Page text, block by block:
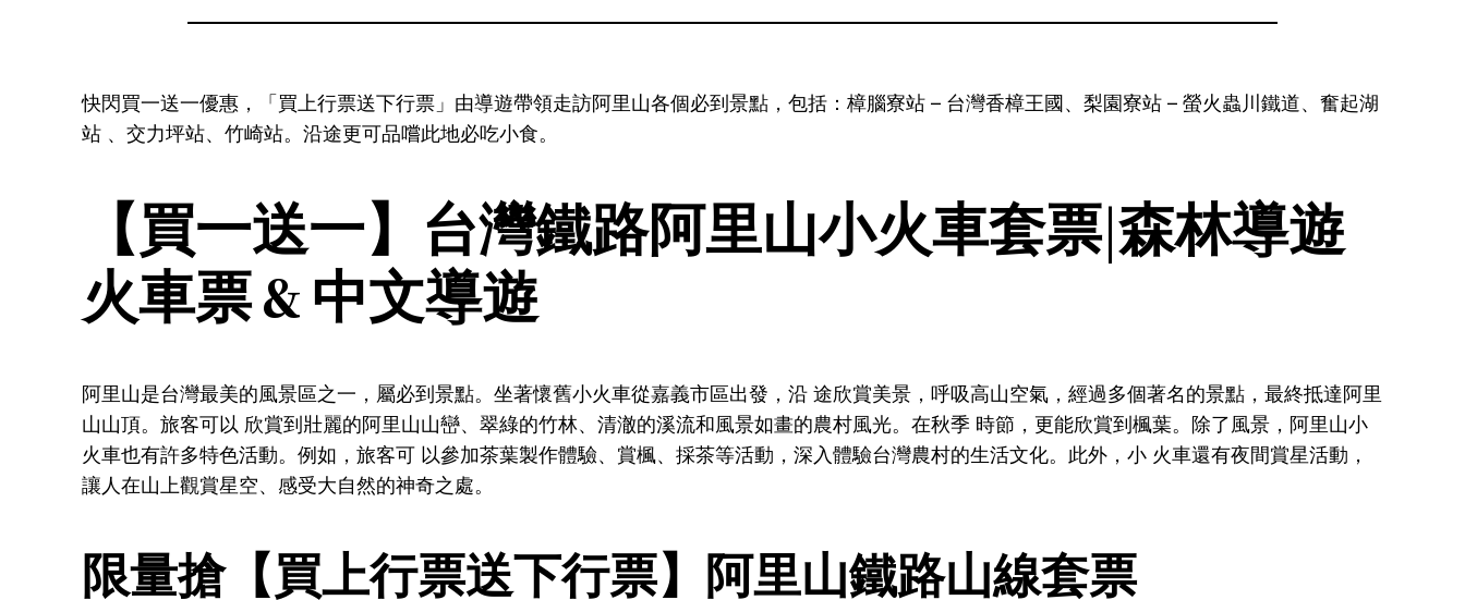
快閃買一送一優惠，「買上行票送下行票」由導遊帶領走訪阿里山各個必到景點，包括：樟腦寮站 – 台灣香樟王國、梨園寮站 – 螢火蟲川鐵道、奮起湖
站 、交力坪站、竹崎站。沿途更可品嚐此地必吃小食。
【買一送一】台灣鐵路阿里山小火車套票|森林導遊
火車票 & 中文導遊
阿里山是台灣最美的風景區之一，屬必到景點。坐著懷舊小火車從嘉義市區出發，沿 途欣賞美景，呼吸高山空氣，經過多個著名的景點，最終抵達阿里
山山頂。旅客可以 欣賞到壯麗的阿里山山巒、翠綠的竹林、清澈的溪流和風景如畫的農村風光。在秋季 時節，更能欣賞到楓葉。除了風景，阿里山小
火車也有許多特色活動。例如，旅客可 以參加茶葉製作體驗、賞楓、採茶等活動，深入體驗台灣農村的生活文化。此外，小 火車還有夜間賞星活動，
讓人在山上觀賞星空、感受大自然的神奇之處。
限量搶【買上行票送下行票】阿里山鐵路山線套票